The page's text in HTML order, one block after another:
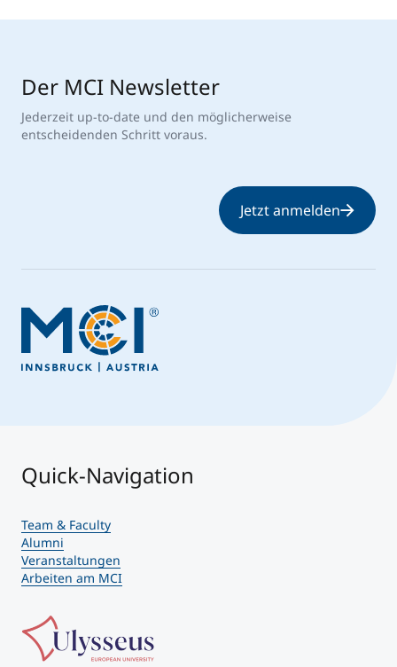
Der MCI Newsletter
Jederzeit up-to-date und den möglicherweise
entscheidenden Schritt voraus.
Jetzt anmelden
Quick-Navigation
Team & Faculty
Alumni
Veranstaltungen
Arbeiten am MCI